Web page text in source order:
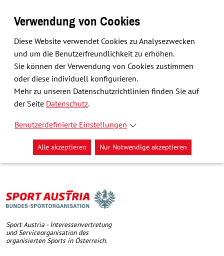
Verwendung von Cookies
Diese Website verwendet Cookies zu Analysezwecken
und um die Benutzerfreundlichkeit zu erhöhen.
Sie können der Verwendung von Cookies zustimmen
oder diese individuell konfigurieren.
Mehr zu unseren Datenschutzrichtlinien finden Sie auf
der Seite Datenschutz.
Benutzerdefinierte Einstellungen
Alle akzeptieren Nur Notwendige akzeptieren
Sport Austria - Interessenvertretung
und Serviceorganisation des
organisierten Sports in Österreich.